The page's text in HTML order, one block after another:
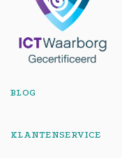
BLOG
KLANTENSERVICE